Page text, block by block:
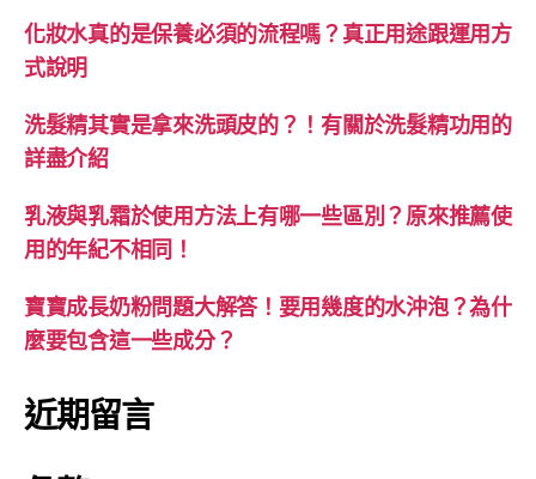
化妝水真的是保養必須的流程嗎？真正用途跟運用方
式說明
洗髮精其實是拿來洗頭皮的？！有關於洗髮精功用的
詳盡介紹
乳液與乳霜於使用方法上有哪一些區別？原來推薦使
用的年紀不相同！
寶寶成長奶粉問題大解答！要用幾度的水沖泡？為什
麼要包含這一些成分？
近期留言